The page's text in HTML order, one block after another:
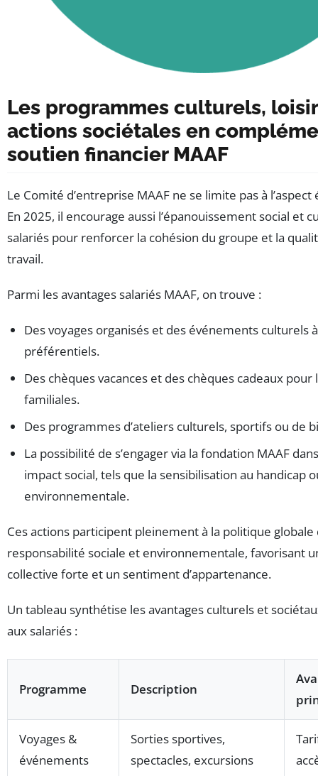
Les programmes culturels,
actions sociétales en
soutien financier MAAF
Le Comité d’entreprise MAAF ne se limite pas à
En 2025, il encourage aussi l’épanouissement social et
salariés pour renforcer la cohésion du groupe et la
travail.
Parmi les avantages salariés MAAF, on trouve :
Des voyages organisés et des événements culturels
préférentiels.
Des chèques vacances et des chèques cadeaux pour
familiales.
Des programmes d’ateliers culturels, sportifs ou de
La possibilité de s’engager via la fondation MAAF
impact social, tels que la sensibilisation au handicap
environnementale.
Ces actions participent pleinement à la politique globale
responsabilité sociale et environnementale, favorisant
collective forte et un sentiment d’appartenance.
Un tableau synthétise les avantages culturels et
aux salariés :
Programme Description
Voyages &
événements
Sorties sportives,
spectacles, excursions